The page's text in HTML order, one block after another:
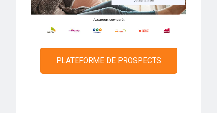
PLATEFORME DE PROSPECTS